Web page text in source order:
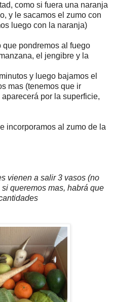
como si fuera una naranja
y le sacamos el zumo con
luego con la naranja)
pondremos al fuego
el jengibre y la
y luego bajamos el
mas (tenemos que ir
por la superficie,
incorporamos al zumo de la
vienen a salir 3 vasos (no
queremos mas, habrá que